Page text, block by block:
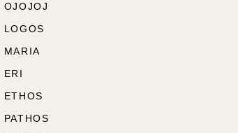
OJOJOJ
LOGOS
MARIA
ERI
ETHOS
PATHOS